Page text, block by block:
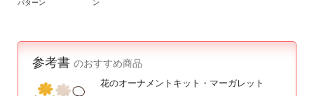
パターン ン
参考書 のおすすめ商品
花のオーナメントキット・マーガレット